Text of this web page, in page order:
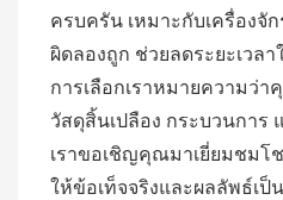
ครบครัน เหมาะกับเครื่อง
ผิดลองถูก ช่วยลดระยะเวล
การเลือกเราหมายความว่
วัสดุสิ้นเปลือง กระบวนการ
เราขอเชิญคุณมาเยี่ยมชมโ
ให้ข้อเท็จจริงและผลลัพธ์เ